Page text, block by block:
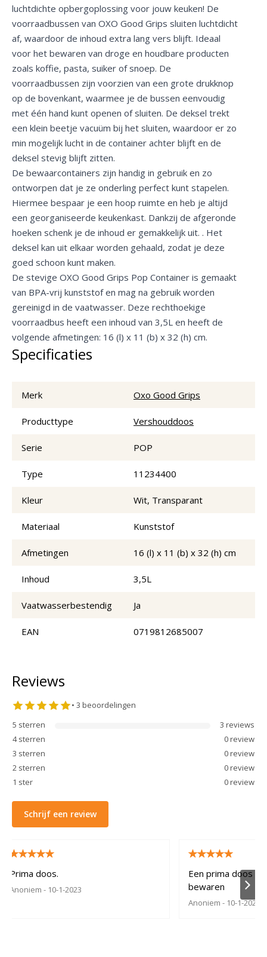
luchtdichte opbergoplossing voor jouw keuken! De
voorraadbussen van OXO Good Grips sluiten luchtdicht
af, waardoor de inhoud extra lang vers blijft. Ideaal
voor het bewaren van droge en houdbare producten
zoals koffie, pasta, suiker of snoep. De
voorraadbussen zijn voorzien van een grote drukknop
op de bovenkant, waarmee je de bussen eenvoudig
met één hand kunt openen of sluiten. De deksel trekt
een klein beetje vacuüm bij het sluiten, waardoor er zo
min mogelijk lucht in de container achter blijft en de
deksel stevig blijft zitten.
De bewaarcontainers zijn handig in gebruik en zo
ontworpen dat je ze onderling perfect kunt stapelen.
Hiermee bespaar je een hoop ruimte en heb je altijd
een georganiseerde keukenkast. Dankzij de afgeronde
hoeken schenk je de inhoud er gemakkelijk uit. . Het
deksel kan uit elkaar worden gehaald, zodat je deze
goed schoon kunt maken.
De stevige OXO Good Grips Pop Container is gemaakt
van BPA-vrij kunststof en mag na gebruik worden
gereinigd in de vaatwasser. Deze rechthoekige
voorraadbus heeft een inhoud van 3,5L en heeft de
volgende afmetingen: 16 (l) x 11 (b) x 32 (h) cm.
Specificaties
Merk Oxo Good Grips
Producttype Vershouddoos
Serie POP
Type 11234400
Kleur Wit, Transparant
Materiaal Kunststof
Afmetingen 16 (l) x 11 (b) x 32 (h) cm
Inhoud 3,5L
Vaatwasserbestendig Ja
EAN 0719812685007
Reviews
• 3 beoordelingen
5 sterren 3 reviews
4 sterren 0review
3 sterren 0review
2 sterren 0review
1 ster 0review
Schrijf een review
Prima doos.
Anoniem - 10-1-2023
Een prima doos
bewaren
Anoniem- 10-1-2023